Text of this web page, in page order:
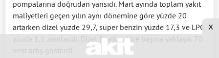
pompalarına doğrudan yansıdı. Mart ayında toplam yakıt
maliyetleri geçen yılın aynı dönemine göre yüzde 20
artarken dizel yüzde 29,7, süper benzin yüzde 17,3 ve LPG
yüzde 1,1 zamlandı. Dizel fiyatları litre başına yaklaşık 70
sent artış gösterdi.
x